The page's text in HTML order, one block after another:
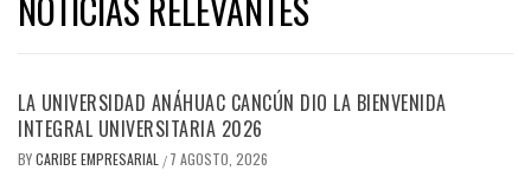
LA UNIVERSIDAD ANÁHUAC CANCÚN DIO LA BIENVENIDA
INTEGRAL UNIVERSITARIA 2026
BYCARIBE EMPRESARIAL / 7 AGOSTO, 2026